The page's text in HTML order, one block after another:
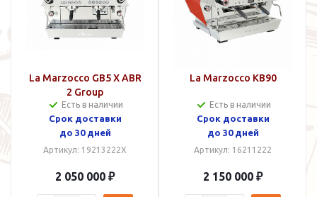
La Marzocco GB5 X ABR
2 Group
Есть в наличии
Срок доставки
до 30 дней
Артикул: 19213222X
2 050 000 ₽
La Marzocco KB90
Есть в наличии
Срок доставки
до 30 дней
Артикул: 16211222
2 150 000 ₽